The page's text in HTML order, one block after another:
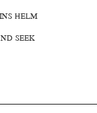
HELM
SEEK